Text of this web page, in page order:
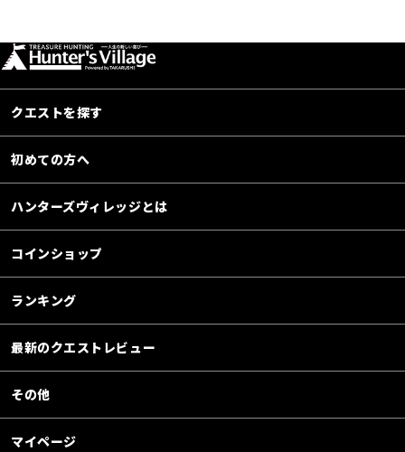
クエストを探す
初めての方へ
ハンターズヴィレッジとは
コインショップ
ランキング
最新のクエストレビュー
その他
マイページ